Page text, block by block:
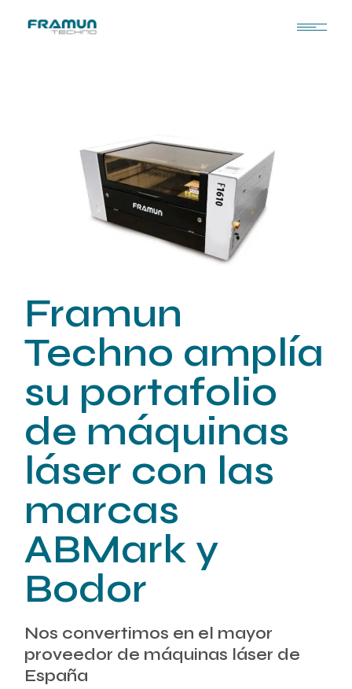
Framun
Techno amplía
su portafolio
de máquinas
láser con las
marcas
ABMark y
Bodor
Nos convertimos en el mayor
proveedor de máquinas láser de
España